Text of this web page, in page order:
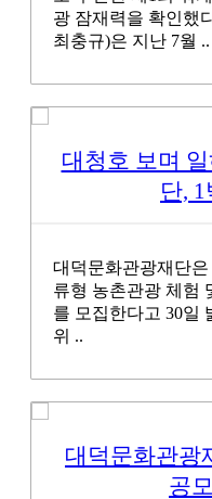
광 잠재력을 확인했
최충규)은 지난 7월 ..
대청호 보며
단, 1
대덕문화관광재단은
류형 농촌관광 체험
를 모집한다고 30일
위 ..
대덕문화관광
공